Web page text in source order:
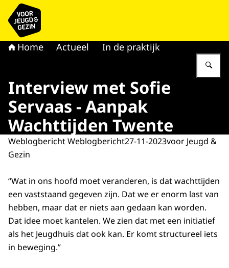
Naar de homepage van voor Jeugd & Gezin
Home Actueel In de praktijk
Interview met Sofie
Servaas - Aanpak
Wachttijden Twente
Weblogbericht Weblogbericht27-11-2023voor Jeugd &
Gezin
“Wat in ons hoofd moet veranderen, is dat wachttijden
een vaststaand gegeven zijn. Dat we er enorm last van
hebben, maar dat er niets aan gedaan kan worden.
Dat idee moet kantelen. We zien dat met een initiatief
als het Jeugdhuis dat ook kan. Er komt structureel iets
in beweging.”